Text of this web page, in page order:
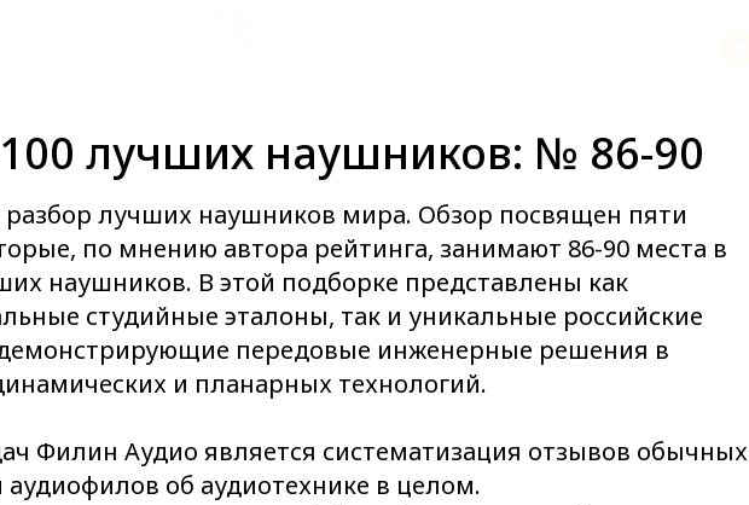
лучших наушников: № 86-90
лучших наушников мира. Обзор посвящен пяти
по мнению автора рейтинга, занимают 86-90 места в
наушников. В этой подборке представлены как
студийные эталоны, так и уникальные российские
передовые инженерные решения в
и планарных технологий.
Филин Аудио является систематизация отзывов обычных
об аудиотехнике в целом.